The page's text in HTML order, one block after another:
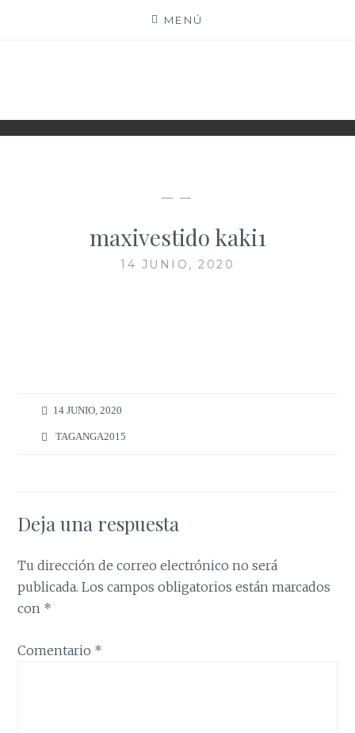
MENÚ
— —
maxivestido kaki1
14 JUNIO, 2020
14 JUNIO, 2020
TAGANGA2015
Deja una respuesta
Tu dirección de correo electrónico no será
publicada. Los campos obligatorios están marcados
con *
Comentario *